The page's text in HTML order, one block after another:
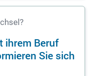
ihrem Beruf
Sie sich